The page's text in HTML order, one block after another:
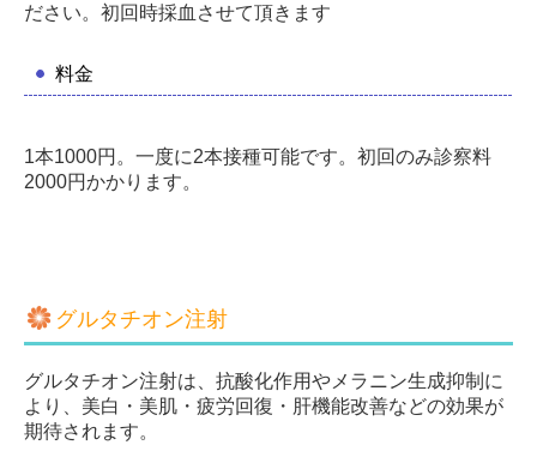
ださい。初回時採血させて頂きます
料金
1本1000円。一度に2本接種可能です。初回のみ診察料
2000円かかります。
グルタチオン注射
グルタチオン注射は、抗酸化作用やメラニン生成抑制に
より、美白・美肌・疲労回復・肝機能改善などの効果が
期待されます。